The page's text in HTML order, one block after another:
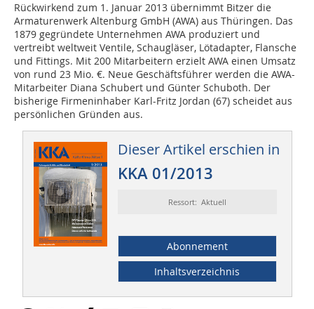
Rückwirkend zum 1. Januar 2013 übernimmt Bitzer die
Armaturenwerk Altenburg GmbH (AWA) aus Thüringen. Das
1879 gegründete Unternehmen AWA produziert und
vertreibt weltweit Ventile, Schaugläser, Lötadapter, Flansche
und Fittings. Mit 200 Mitarbeitern erzielt AWA einen Umsatz
von rund 23 Mio. €. Neue Geschäftsführer werden die AWA-
Mitarbeiter Diana Schubert und Günter Schuboth. Der
bisherige Firmeninhaber Karl-Fritz Jordan (67) scheidet aus
persönlichen Gründen aus.
Dieser Artikel erschien in
KKA 01/2013
Ressort: Aktuell
Abonnement
Inhaltsverzeichnis